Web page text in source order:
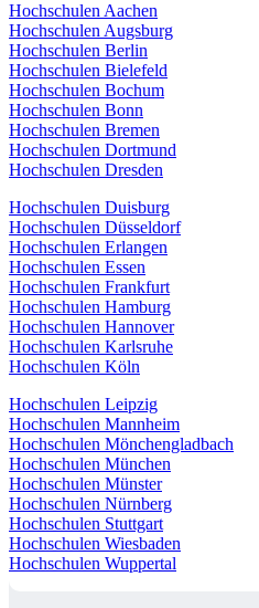
Hochschulen Aachen
Hochschulen Augsburg
Hochschulen Berlin
Hochschulen Bielefeld
Hochschulen Bochum
Hochschulen Bonn
Hochschulen Bremen
Hochschulen Dortmund
Hochschulen Dresden
Hochschulen Duisburg
Hochschulen Düsseldorf
Hochschulen Erlangen
Hochschulen Essen
Hochschulen Frankfurt
Hochschulen Hamburg
Hochschulen Hannover
Hochschulen Karlsruhe
Hochschulen Köln
Hochschulen Leipzig
Hochschulen Mannheim
Hochschulen Mönchengladbach
Hochschulen München
Hochschulen Münster
Hochschulen Nürnberg
Hochschulen Stuttgart
Hochschulen Wiesbaden
Hochschulen Wuppertal